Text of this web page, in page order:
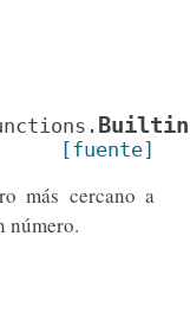
[fuente]
más cercano a
número.